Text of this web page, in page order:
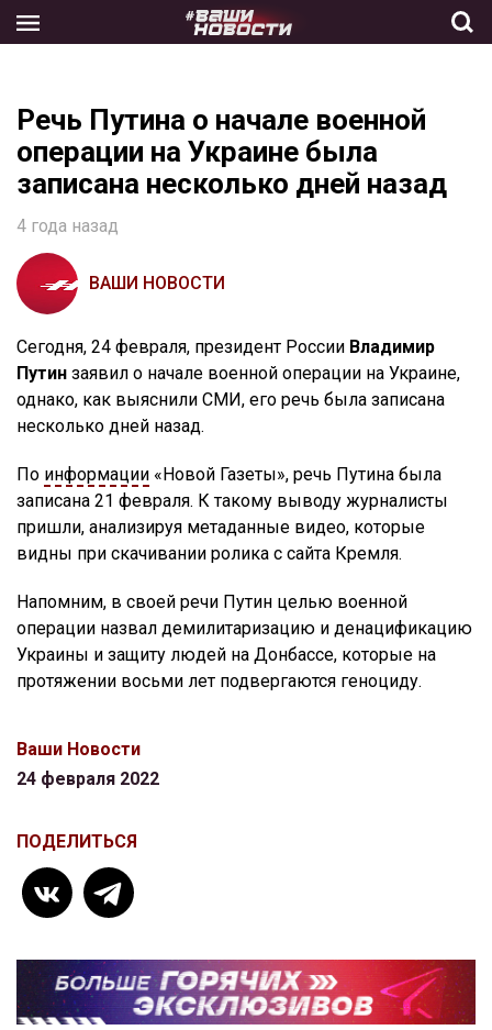
the
Речь Путина о начале военной
операции на Украине была
записана несколько дней назад
4 года назад
ВАШИ НОВОСТИ
Сегодня, 24 февраля, президент России Владимир
Путин заявил о начале военной операции на Украине,
однако, как выяснили СМИ, его речь была записана
несколько дней назад.
По информации «Новой Газеты», речь Путина была
записана 21 февраля. К такому выводу журналисты
пришли, анализируя метаданные видео, которые
видны при скачивании ролика с сайта Кремля.
Напомним, в своей речи Путин целью военной
операции назвал демилитаризацию и денацификацию
Украины и защиту людей на Донбассе, которые на
протяжении восьми лет подвергаются геноциду.
Ваши Новости
24 февраля 2022
ПОДЕЛИТЬСЯ